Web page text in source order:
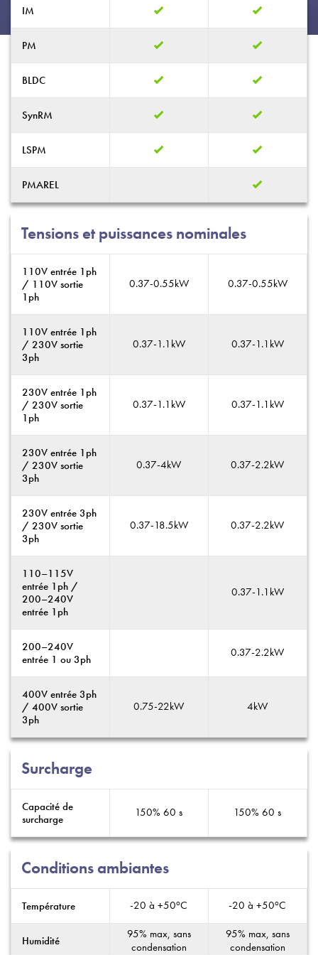
IM
PM
BLDC
SynRM
LSPM
PMAREL
Tensions et puissances nominales
110V entrée 1ph
/ 110V sortie
1ph
0.37-0.55kW 0.37-0.55kW
110V entrée 1ph
/ 230V sortie
3ph
0.37-1.1kW 0.37-1.1kW
230V entrée 1ph
/ 230V sortie
1ph
0.37-1.1kW 0.37-1.1kW
230V entrée 1ph
/ 230V sortie
3ph
0.37-4kW 0.37-2.2kW
230V entrée 3ph
/ 230V sortie
3ph
0.37-18.5kW 0.37-2.2kW
110–115V
entrée 1ph /
200–240V
entrée 1ph
0.37-1.1kW
200–240V
entrée 1 ou 3ph
0.37-2.2kW
400V entrée 3ph
/ 400V sortie
3ph
0.75-22kW 4kW
Surcharge
Capacité de
surcharge
150% 60 s 150% 60 s
Conditions ambiantes
Température -20 à +50oC -20 à +50oC
Humidité
95% max, sans
condensation
95% max, sans
condensation